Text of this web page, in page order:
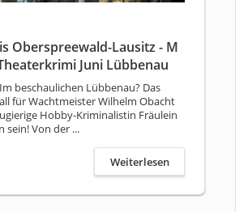
Oberspreewald-Lausitz - M
Juni Lübbenau
beschaulichen Lübbenau? Das
für Wachtmeister Wilhelm Obacht
Hobby-Kriminalistin Fräulein
sein! Von der ...
Weiterlesen